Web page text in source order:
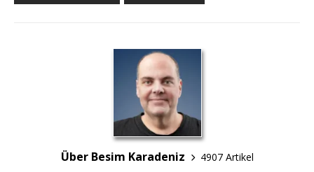
Über Besim Karadeniz
4907 Artikel